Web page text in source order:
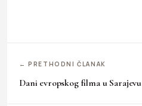
← PRETHODNI ČLANAK
Dani evropskog filma u Sarajevu